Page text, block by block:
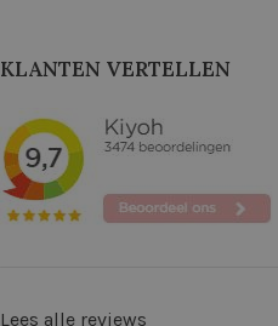
KLANTEN VERTELLEN
Lees alle reviews